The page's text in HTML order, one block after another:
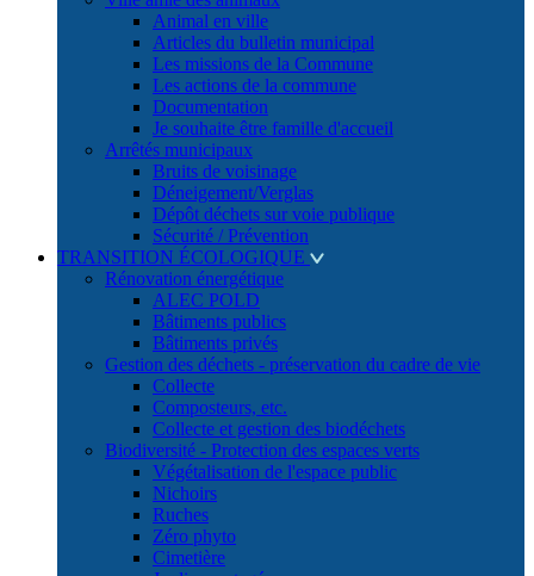
Animal en ville
Articles du bulletin municipal
Les missions de la Commune
Les actions de la commune
Documentation
Je souhaite être famille d'accueil
Arrêtés municipaux
Bruits de voisinage
Déneigement/Verglas
Dépôt déchets sur voie publique
Sécurité / Prévention
TRANSITION ÉCOLOGIQUE
Rénovation énergétique
ALEC POLD
Bâtiments publics
Bâtiments privés
Gestion des déchets - préservation du cadre de vie
Collecte
Composteurs, etc.
Collecte et gestion des biodéchets
Biodiversité - Protection des espaces verts
Végétalisation de l'espace public
Nichoirs
Ruches
Zéro phyto
Cimetière